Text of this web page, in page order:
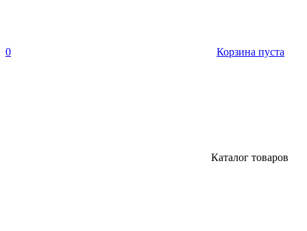
0 Корзина пуста
Каталог товаров